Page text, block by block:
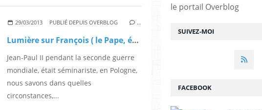
29/03/2013 PUBLIÉ DEPUIS OVERBLOG …
Lumière sur François ( le Pape, évidemment! ).
Jean-Paul II pendant la seconde guerre
mondiale, était séminariste, en Pologne,
nous savons dans quelles
circonstances,...
SUIVEZ-MOI
le portail Overblog
FACEBOOK